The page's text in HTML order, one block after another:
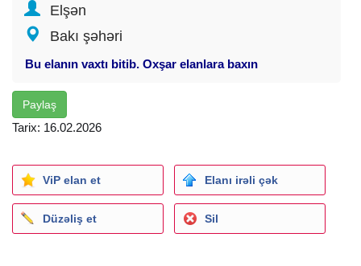
Elşən
Bakı şəhəri
Bu elanın vaxtı bitib. Oxşar elanlara baxın
Paylaş
Tarix: 16.02.2026
ViP elan et Elanı irəli çək
Düzəliş et Sil